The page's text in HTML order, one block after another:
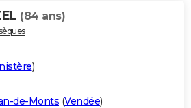
(84 ans)
)
de-Monts (Vendée)